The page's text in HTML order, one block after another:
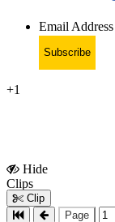
Email Address
Subscribe
+1
Hide
Clips
Clip
Page